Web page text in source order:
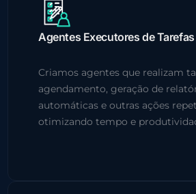
Agentes Executores de Tarefas
Criamos agentes que realizam
agendamento, geração de
automáticas e outras ações
otimizando tempo e